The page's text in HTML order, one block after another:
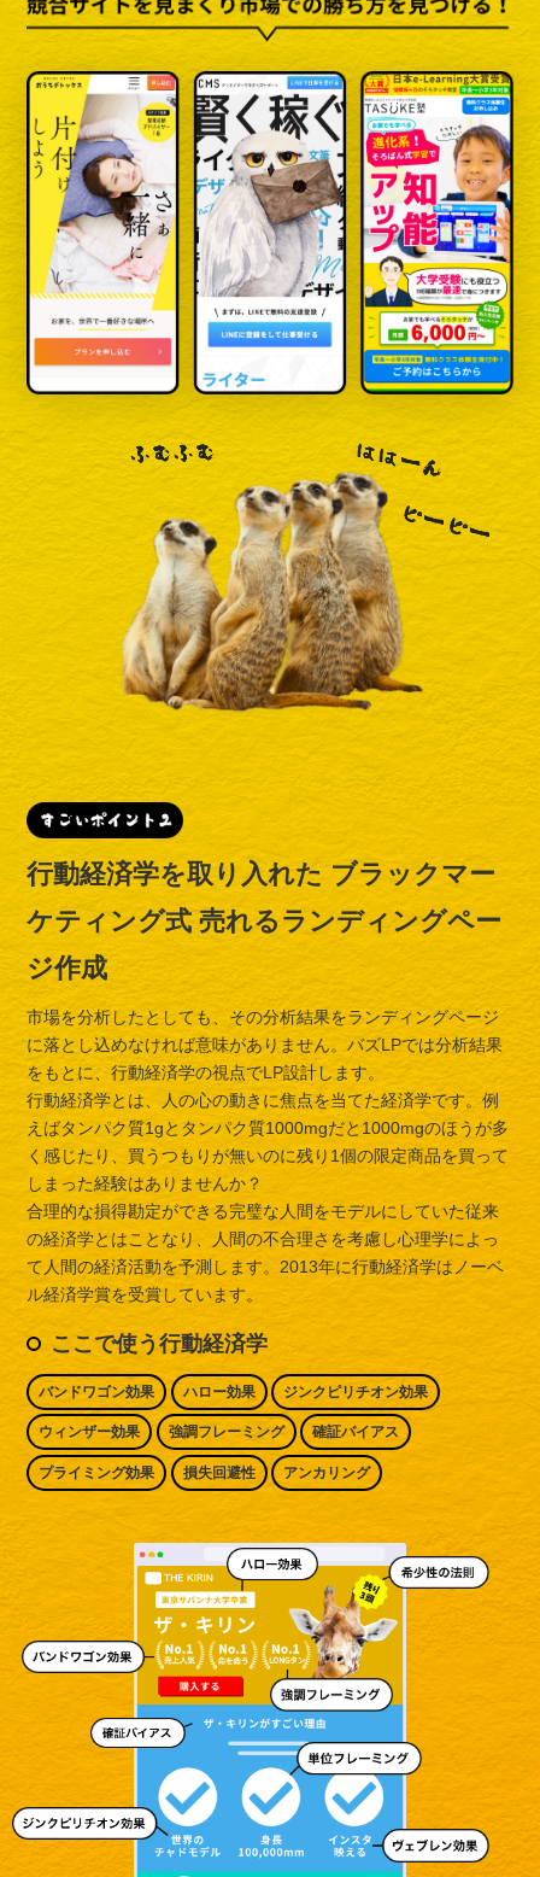
行動経済学を取り入れた ブラックマー
ケティング式 売れるランディングペー
ジ作成
市場を分析したとしても、その分析結果をランディングページ
に落とし込めなければ意味がありません。バズLPでは分析結果
をもとに、行動経済学の視点でLP設計します。
行動経済学とは、人の心の動きに焦点を当てた経済学です。例
えばタンパク質1gとタンパク質1000mgだと1000mgのほうが多
く感じたり、買うつもりが無いのに残り1個の限定商品を買って
しまった経験はありませんか？
合理的な損得勘定ができる完璧な人間をモデルにしていた従来
の経済学とはことなり、人間の不合理さを考慮し心理学によっ
て人間の経済活動を予測します。2013年に行動経済学はノーベ
ル経済学賞を受賞しています。
ここで使う行動経済学
バンドワゴン効果 ハロー効果 ジンクピリチオン効果
ウィンザー効果 強調フレーミング 確証バイアス
プライミング効果 損失回避性 アンカリング